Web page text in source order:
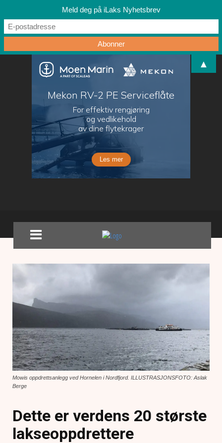
Mowis oppdrettsanlegg ved Hornelen i Nordfjord. ILLUSTRASJONSFOTO: Aslak
Berge
Dette er verdens 20 største
lakseoppdrettere
Meld deg på iLaks Nyhetsbrev
▲